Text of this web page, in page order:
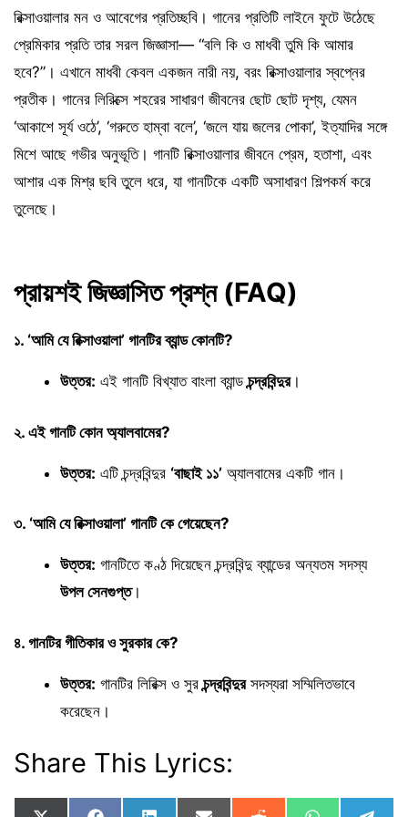
রিক্সাওয়ালার মন ও আবেগের প্রতিচ্ছবি। গানের প্রতিটি লাইনে ফুটে উঠেছে
প্রেমিকার প্রতি তার সরল জিজ্ঞাসা— “বলি কি ও মাধবী তুমি কি আমার
হবে?”। এখানে মাধবী কেবল একজন নারী নয়, বরং রিক্সাওয়ালার স্বপ্নের
প্রতীক। গানের লিরিক্সে শহরের সাধারণ জীবনের ছোট ছোট দৃশ্য, যেমন
‘আকাশে সূর্য ওঠে’, ‘গরুতে হাম্বা বলে’, ‘জলে যায় জলের পোকা’, ইত্যাদির সঙ্গে
মিশে আছে গভীর অনুভূতি। গানটি রিক্সাওয়ালার জীবনে প্রেম, হতাশা, এবং
আশার এক মিশ্র ছবি তুলে ধরে, যা গানটিকে একটি অসাধারণ শিল্পকর্ম করে
তুলেছে।
প্রায়শই জিজ্ঞাসিত প্রশ্ন (FAQ)
১. ‘আমি যে রিক্সাওয়ালা’ গানটির ব্যান্ড কোনটি?
উত্তর: এই গানটি বিখ্যাত বাংলা ব্যান্ডচন্দ্রবিন্দুর।
২. এই গানটি কোন অ্যালবামের?
উত্তর: এটি চন্দ্রবিন্দুর ‘বাছাই ১১’ অ্যালবামের একটি গান।
৩. ‘আমি যে রিক্সাওয়ালা’ গানটি কে গেয়েছেন?
উত্তর: গানটিতে কণ্ঠ দিয়েছেন চন্দ্রবিন্দু ব্যান্ডের অন্যতম সদস্য
উপল সেনগুপ্ত।
৪. গানটির গীতিকার ও সুরকার কে?
উত্তর: গানটির লিরিক্স ও সুরচন্দ্রবিন্দুরসদস্যরা সম্মিলিতভাবে
করেছেন।
Share This Lyrics: